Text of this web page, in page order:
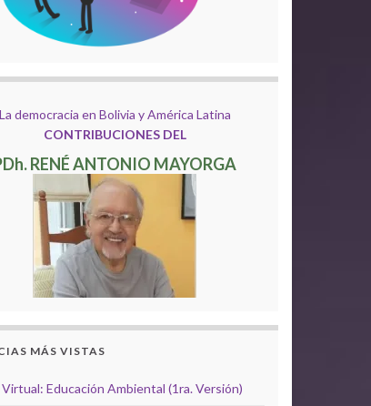
La democracia en Bolivia y América Latina
CONTRIBUCIONES DEL
RENÉ ANTONIO MAYORGA
MÁS VISTAS
Educación Ambiental (1ra. Versión)